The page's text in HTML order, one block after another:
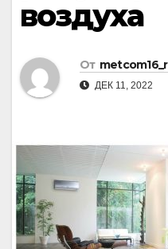
воздуха
От
ДЕК 11, 2022